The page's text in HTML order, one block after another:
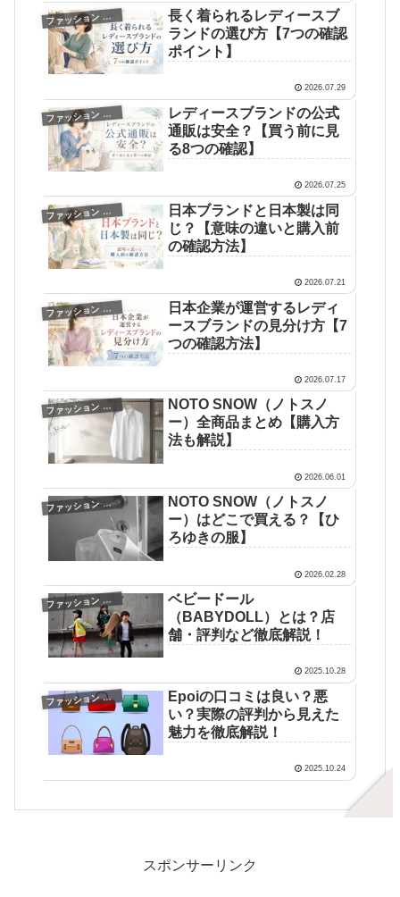
フ
ァッション ブログ
長く着られるレディースブ
ランドの選び方【7つの確認
ポイント】
2026.07.29
フ
ァッション ブログ
レディースブランドの公式
通販は安全？【買う前に見
る8つの確認】
2026.07.25
フ
ァッション ブログ
日本ブランドと日本製は同
じ？【意味の違いと購入前
の確認方法】
2026.07.21
フ
ァッション ブログ
日本企業が運営するレディ
ースブランドの見分け方【7
つの確認方法】
2026.07.17
フ
ァッション ブログ
NOTO SNOW（ノトスノ
ー）全商品まとめ【購入方
法も解説】
2026.06.01
フ
ァッション ブログ
NOTO SNOW（ノトスノ
ー）はどこで買える？【ひ
ろゆきの服】
2026.02.28
フ
ァッション ブログ
ベビードール
（BABYDOLL）とは？店
舗・評判など徹底解説！
2025.10.28
フ
ァッション ブログ
Epoiの口コミは良い？悪
い？実際の評判から見えた
魅力を徹底解説！
2025.10.24
スポンサーリンク